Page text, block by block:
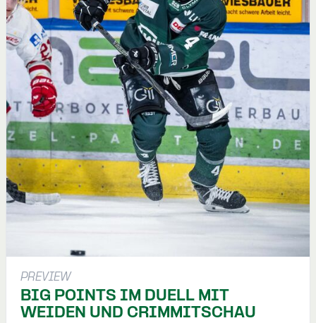
PREVIEW
BIG POINTS IM DUELL MIT
WEIDEN UND CRIMMITSCHAU